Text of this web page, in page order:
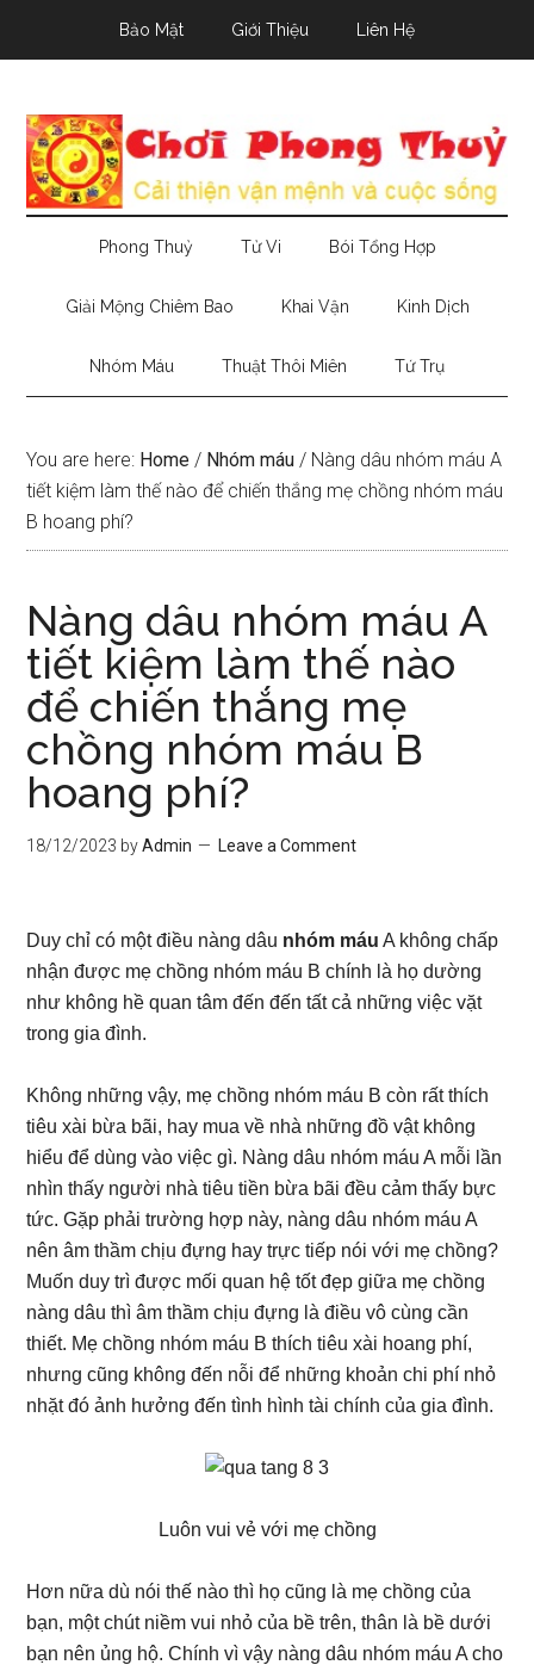
Bảo Mật Giới Thiệu Liên Hệ
Phong Thuỷ Tử Vi Bói Tổng Hợp
Giải Mộng Chiêm Bao Khai Vận Kinh Dịch
Nhóm Máu Thuật Thôi Miên Tứ Trụ
You are here: Home / Nhóm máu / Nàng dâu nhóm máu A
tiết kiệm làm thế nào để chiến thắng mẹ chồng nhóm máu
B hoang phí?
Nàng dâu nhóm máu A
tiết kiệm làm thế nào
để chiến thắng mẹ
chồng nhóm máu B
hoang phí?
18/12/2023 byAdmin Leave a Comment
Duy chỉ có một điều nàng dâu nhóm máu A không chấp
nhận được mẹ chồng nhóm máu B chính là họ dường
như không hề quan tâm đến đến tất cả những việc vặt
trong gia đình.
Không những vậy, mẹ chồng nhóm máu B còn rất thích
tiêu xài bừa bãi, hay mua về nhà những đồ vật không
hiểu để dùng vào việc gì. Nàng dâu nhóm máu A mỗi lần
nhìn thấy người nhà tiêu tiền bừa bãi đều cảm thấy bực
tức. Gặp phải trường hợp này, nàng dâu nhóm máu A
nên âm thầm chịu đựng hay trực tiếp nói với mẹ chồng?
Muốn duy trì được mối quan hệ tốt đẹp giữa mẹ chồng
nàng dâu thì âm thầm chịu đựng là điều vô cùng cần
thiết. Mẹ chồng nhóm máu B thích tiêu xài hoang phí,
nhưng cũng không đến nỗi để những khoản chi phí nhỏ
nhặt đó ảnh hưởng đến tình hình tài chính của gia đình.
Luôn vui vẻ với mẹ chồng
Hơn nữa dù nói thế nào thì họ cũng là mẹ chồng của
bạn, một chút niềm vui nhỏ của bề trên, thân là bề dưới
bạn nên ủng hộ. Chính vì vậy nàng dâu nhóm máu A cho